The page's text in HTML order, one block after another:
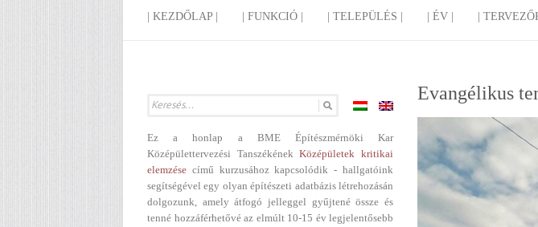
| KEZDŐLAP | | FUNKCIÓ | | TELEPÜLÉS | | ÉV | |
Evangélikus
Ez a honlap a BME Építészmérnöki Kar
Középülettervezési TanszékénekKözépületek kritikai
elemzése című kurzusához kapcsolódik - hallgatóink
segítségével egy olyan építészeti adatbázis létrehozásán
dolgozunk, amely átfogó jelleggel gyűjtené össze és
tenné hozzáférhetővé az elmúlt 10-15 év legjelentősebb